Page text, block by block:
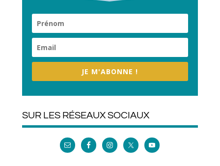
JE M'ABONNE !
SUR LES RÉSEAUX SOCIAUX